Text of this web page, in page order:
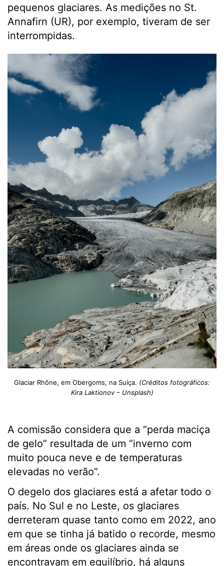
pequenos glaciares. As medições no St.
Annafirn (UR), por exemplo, tiveram de ser
interrompidas.
Glaciar Rhône, em Obergoms, na Suíça. (Créditos fotográficos:
Kira Laktionov – Unsplash)
A comissão considera que a “perda maciça
de gelo” resultada de um “inverno com
muito pouca neve e de temperaturas
elevadas no verão”.
O degelo dos glaciares está a afetar todo o
país. No Sul e no Leste, os glaciares
derreteram quase tanto como em 2022, ano
em que se tinha já batido o recorde, mesmo
em áreas onde os glaciares ainda se
encontravam em equilíbrio, há alguns